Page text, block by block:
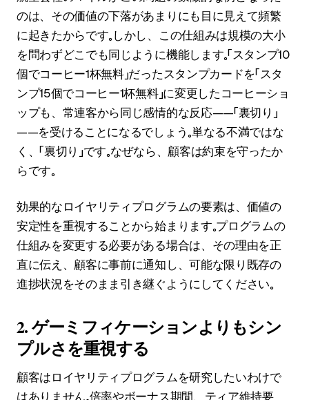
のは、その価値の下落があまりにも目に見えて頻繁
に起きたからです。しかし、この仕組みは規模の大小
を問わずどこでも同じように機能します。「スタンプ10
個でコーヒー1杯無料」だったスタンプカードを「スタ
ンプ15個でコーヒー1杯無料」に変更したコーヒーショ
ップも、常連客から同じ感情的な反応——「裏切り」
——を受けることになるでしょう。単なる不満ではな
く、「裏切り」です。なぜなら、顧客は約束を守ったか
らです。
効果的なロイヤリティプログラムの要素は、価値の
安定性を重視することから始まります。プログラムの
仕組みを変更する必要がある場合は、その理由を正
直に伝え、顧客に事前に通知し、可能な限り既存の
進捗状況をそのまま引き継ぐようにしてください。
2. ゲーミフィケーションよりもシン
プルさを重視する
顧客はロイヤリティプログラムを研究したいわけで
はありません。倍率やボーナス期間、ティア維持要